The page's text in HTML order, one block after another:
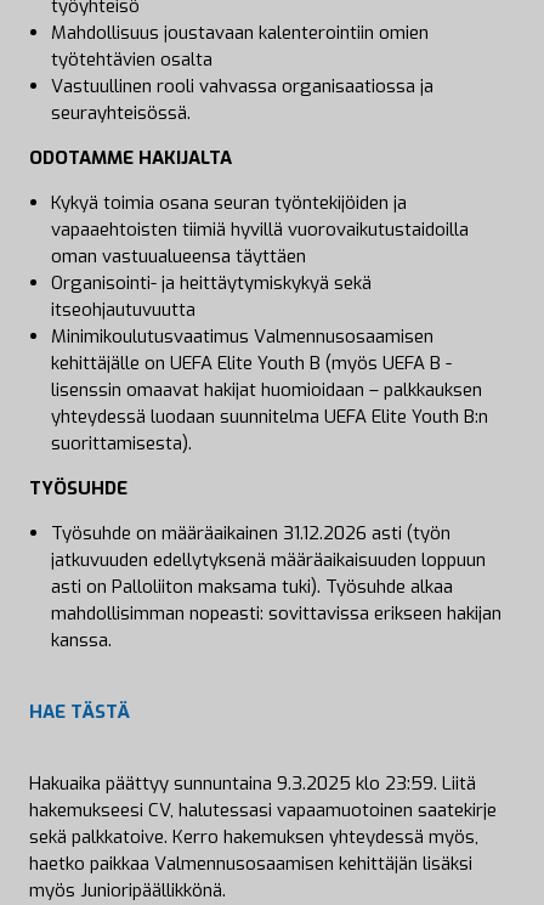
työyhteisö
Mahdollisuus joustavaan kalenterointiin omien
työtehtävien osalta
Vastuullinen rooli vahvassa organisaatiossa ja
seurayhteisössä.
ODOTAMME HAKIJALTA
Kykyä toimia osana seuran työntekijöiden ja
vapaaehtoisten tiimiä hyvillä vuorovaikutustaidoilla
oman vastuualueensa täyttäen
Organisointi- ja heittäytymiskykyä sekä
itseohjautuvuutta
Minimikoulutusvaatimus Valmennusosaamisen
kehittäjälle on UEFA Elite Youth B (myös UEFA B -
lisenssin omaavat hakijat huomioidaan – palkkauksen
yhteydessä luodaan suunnitelma UEFA Elite Youth B:n
suorittamisesta).
TYÖSUHDE
Työsuhde on määräaikainen 31.12.2026 asti (työn
jatkuvuuden edellytyksenä määräaikaisuuden loppuun
asti on Palloliiton maksama tuki). Työsuhde alkaa
mahdollisimman nopeasti: sovittavissa erikseen hakijan
kanssa.
HAE TÄSTÄ
Hakuaika päättyy sunnuntaina 9.3.2025 klo 23:59. Liitä
hakemukseesi CV, halutessasi vapaamuotoinen saatekirje
sekä palkkatoive. Kerro hakemuksen yhteydessä myös,
haetko paikkaa Valmennusosaamisen kehittäjän lisäksi
myös Junioripäällikkönä.